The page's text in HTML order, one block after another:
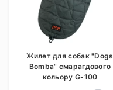
Жилет для собак "Dogs
Bomba" смарагдового
кольору G-100